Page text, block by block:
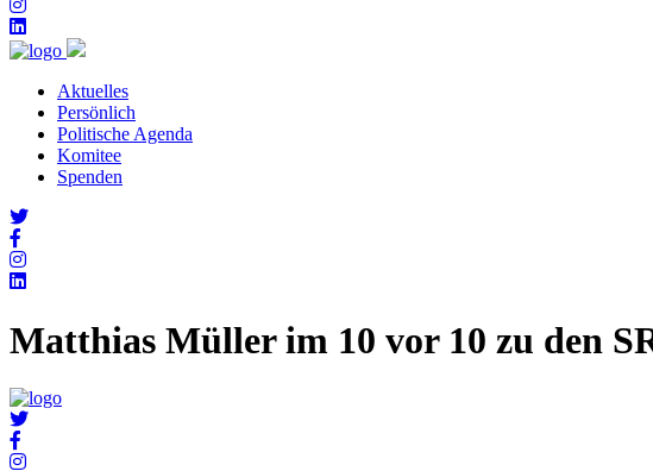
Aktuelles
Persönlich
Politische Agenda
Komitee
Spenden
Matthias Müller im 10 vor 10 zu den